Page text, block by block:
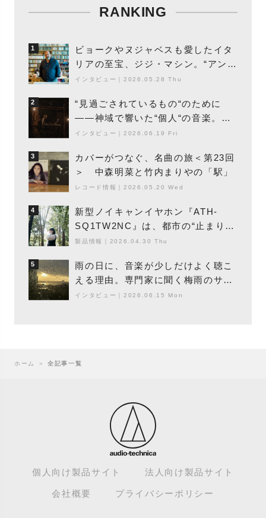
RANKING
1
ビョークやヌジャベスも愛したイタ
リアの至宝、ジジ・マシン。“アンビ
エントの巨匠”が明かす創作の原点
インタビュー 2026.05.28 Thu
2
“見過ごされているもの“のために
――神域で響いた“個人“の音楽。冥
丁の『赤城 夜神楽』をレポート
インタビュー 2026.06.19 Fri
3
カバーがつなぐ、名曲の旅＜第23回
＞ 中森明菜と竹内まりやの「駅」
レコード情報 2026.05.20 Wed
4
新型ノイキャンイヤホン『ATH-
SQ1TW2NC』は、都市の“止まり
木”になり得るーシンガーソングライ
製品情報 2026.04.30 Thu
5
雨の日に、音楽が少しだけよく聴こ
える理由。専門家に聞く梅雨のサウ
ンドスケープ
インタビュー 2026.06.15 Mon
ホーム ＞ 全記事一覧
個人向け製品サイト 法人向け製品サイト
会社概要 プライバシーポリシー